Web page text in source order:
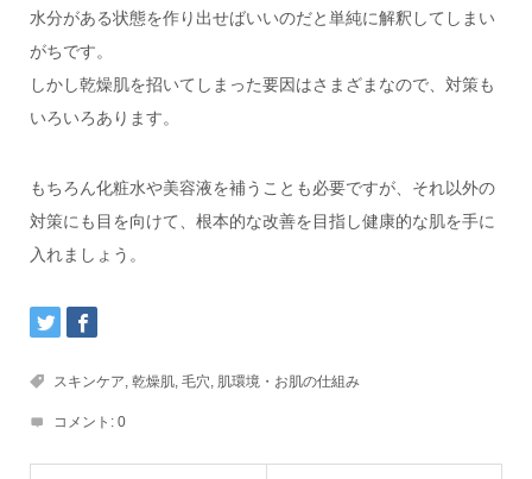
水分がある状態を作り出せばいいのだと単純に解釈してしまい
がちです。
しかし乾燥肌を招いてしまった要因はさまざまなので、対策も
いろいろあります。
もちろん化粧水や美容液を補うことも必要ですが、それ以外の
対策にも目を向けて、根本的な改善を目指し健康的な肌を手に
入れましょう。
スキンケア, 乾燥肌, 毛穴, 肌環境・お肌の仕組み
コメント: 0